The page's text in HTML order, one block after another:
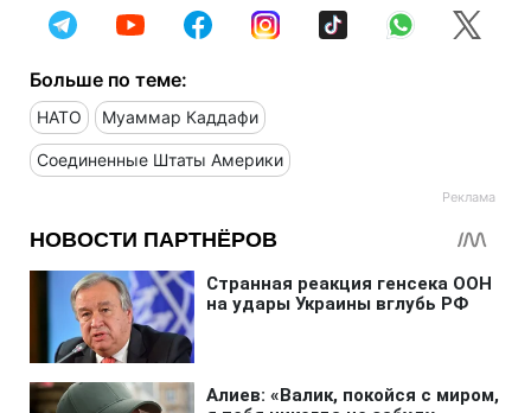
Больше по теме:
НАТО Муаммар Каддафи
Соединенные Штаты Америки